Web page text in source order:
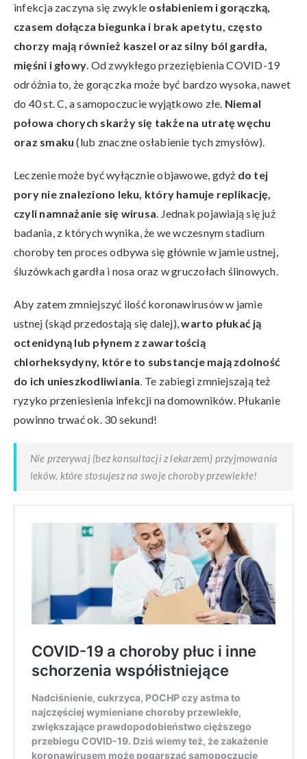
infekcja zaczyna się zwykle osłabieniem i gorączką,
czasem dołącza biegunka i brak apetytu, często
chorzy mają również kaszel oraz silny ból gardła,
mięśni i głowy. Od zwykłego przeziębienia COVID-19
odróżnia to, że gorączka może być bardzo wysoka, nawet
do 40 st. C, a samopoczucie wyjątkowo złe. Niemal
połowa chorych skarży się także na utratę węchu
oraz smaku (lub znaczne osłabienie tych zmysłów).
Leczenie może być wyłącznie objawowe, gdyż do tej
pory nie znaleziono leku, który hamuje replikację,
czyli namnażanie się wirusa. Jednak pojawiają się już
badania, z których wynika, że we wczesnym stadium
choroby ten proces odbywa się głównie w jamie ustnej,
śluzówkach gardła i nosa oraz w gruczołach ślinowych.
Aby zatem zmniejszyć ilość koronawirusów w jamie
ustnej (skąd przedostają się dalej),warto płukać ją
octenidyną lub płynem z zawartością
chlorheksydyny, które to substancje mają zdolność
do ich unieszkodliwiania. Te zabiegi zmniejszają też
ryzyko przeniesienia infekcji na domowników. Płukanie
powinno trwać ok. 30 sekund!
Nie przerywaj (bez konsultacji z lekarzem) przyjmowania
leków, które stosujesz na swoje choroby przewlekłe!